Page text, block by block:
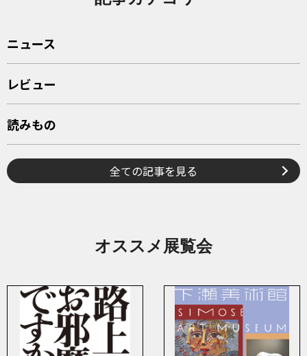
ニュース
レビュー
読みもの
全ての記事を見る
オススメ展覧会